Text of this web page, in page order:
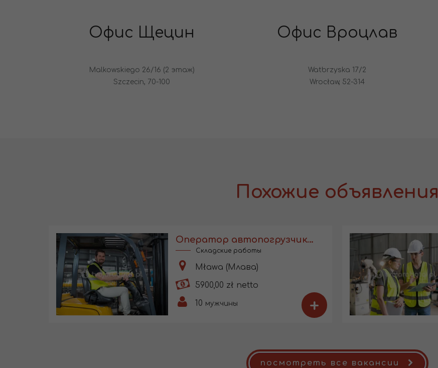
Офис Щецин
Malkowskiego 26/16 (2 этаж)
Szczecin, 70-100
Офис Вроцлав
Watbrzyska 17/2
Wrocław, 52-314
Похожие объявления
Оператор автопогрузчика с UDT
Складские работы
Mława (Млава)
5900,00 zł netto
10 мужчины +
посмотреть все вакансии